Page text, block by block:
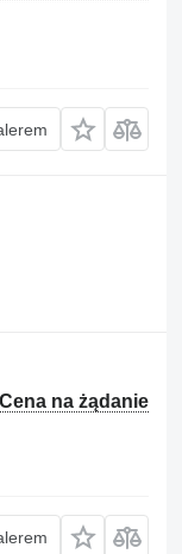
Cena na żądanie